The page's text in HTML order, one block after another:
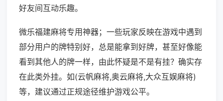
好友间互动乐趣。
微乐福建麻将专用神器；一些玩家反映在游戏中遇到
部分用户的牌特别好，总是能拿到好牌，甚至好像能
看到其他人的牌一样，由此怀疑是不是有挂？确实存
在此类外挂。如(云帆麻将,奥云麻将,大众互娱麻将)
等，建议通过正规途径维护游戏公平。